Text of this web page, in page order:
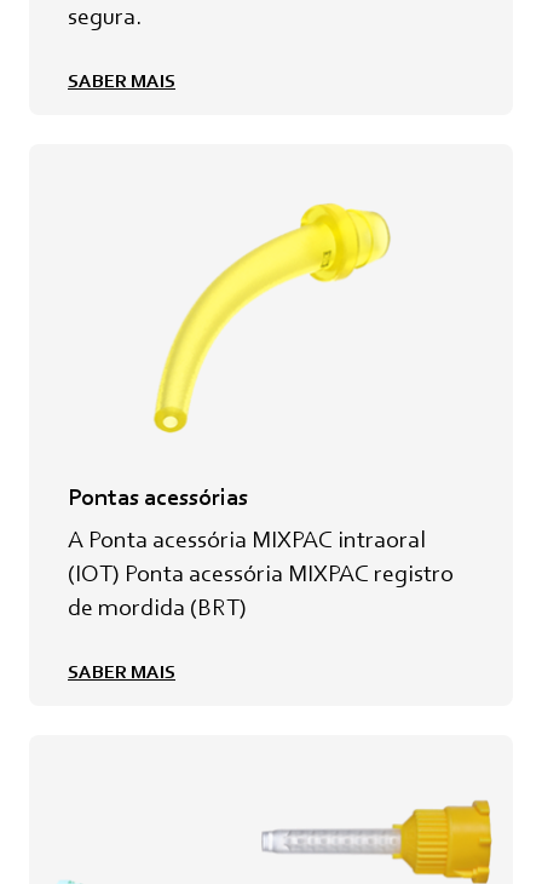
segura.
SABER MAIS
Pontas acessórias
A Ponta acessória MIXPAC intraoral
(IOT) Ponta acessória MIXPAC registro
de mordida (BRT)
SABER MAIS